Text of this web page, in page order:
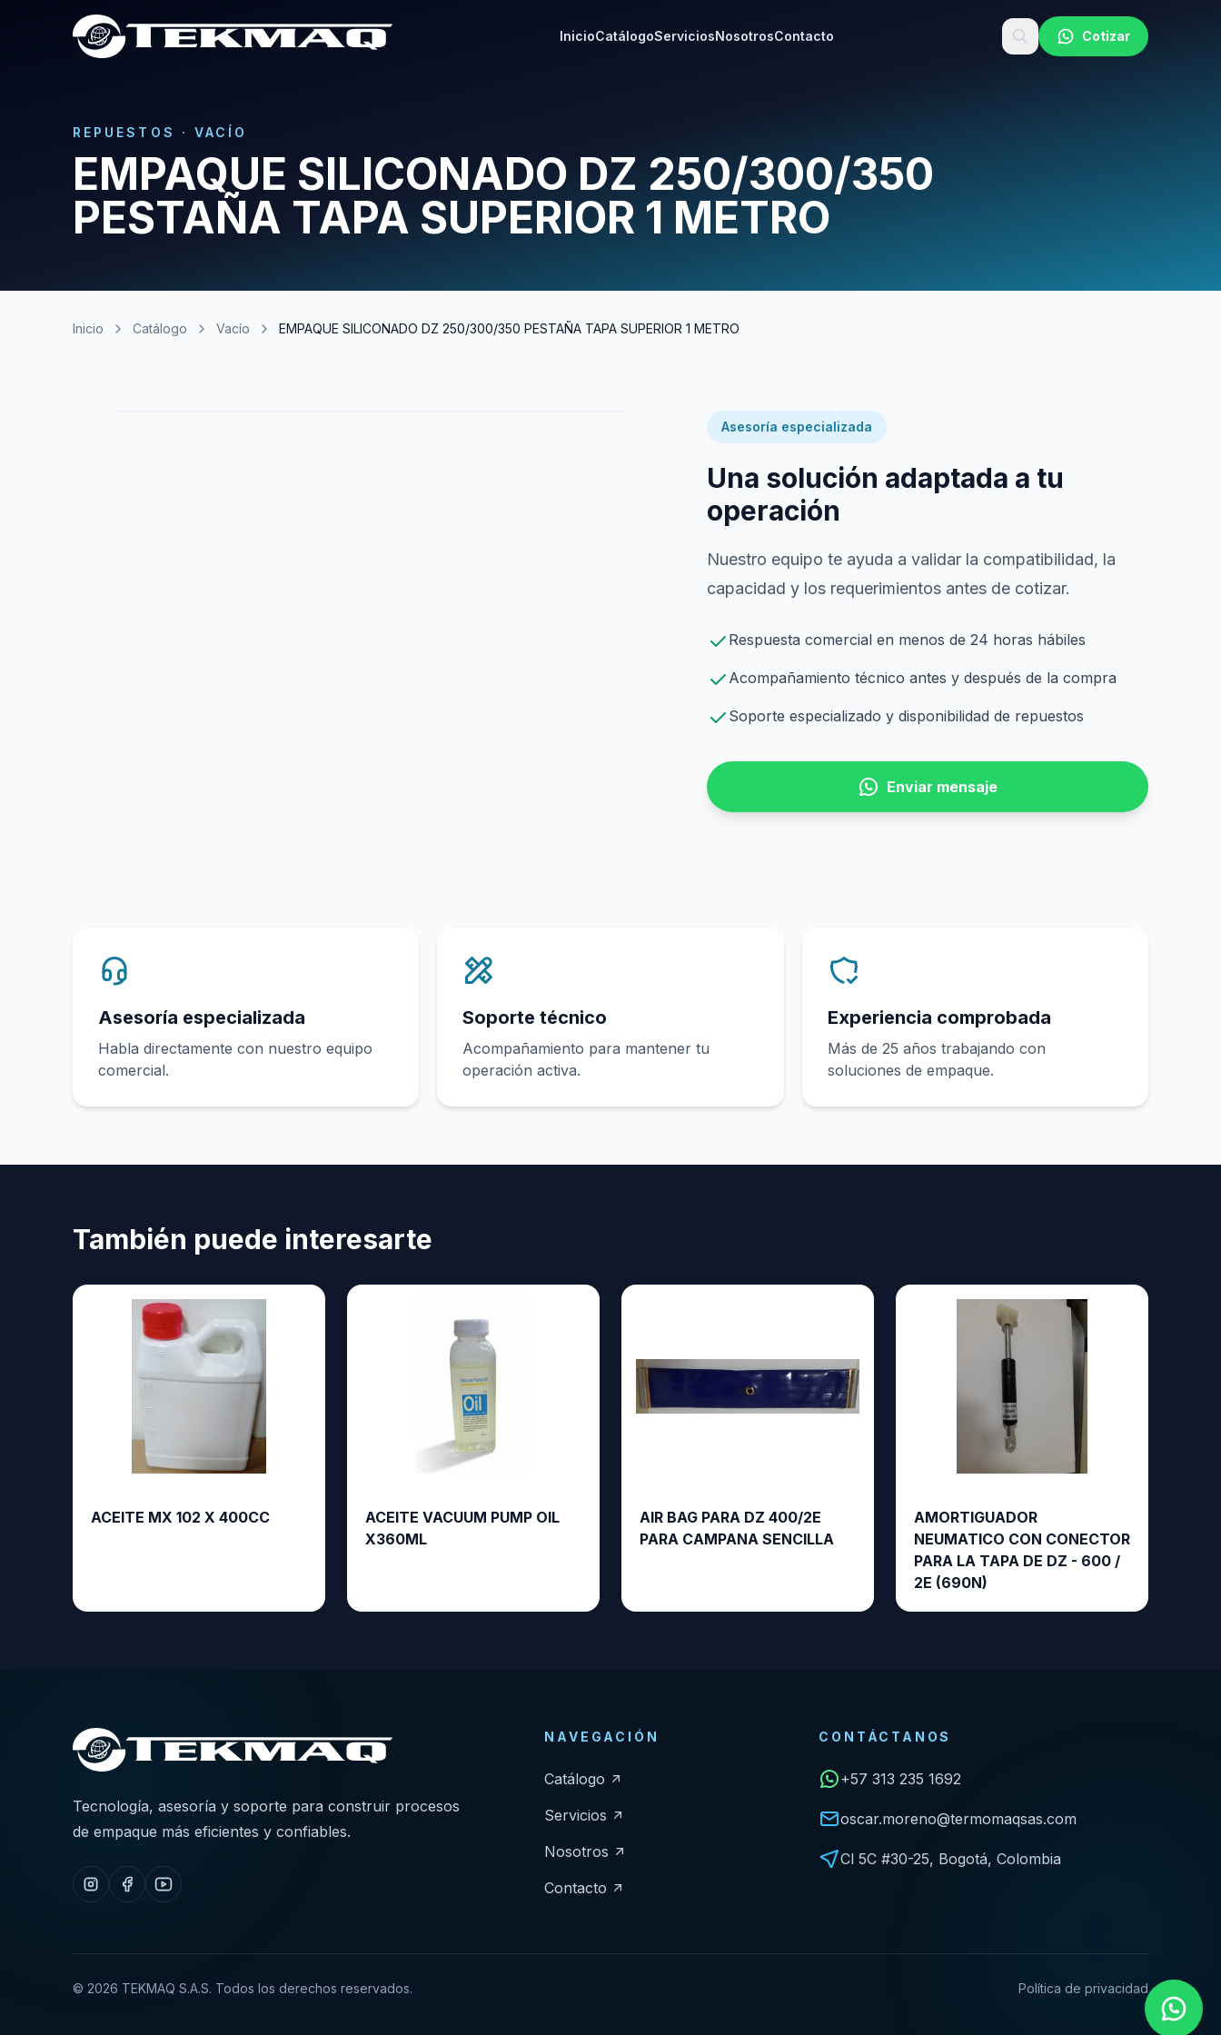
InicioCatálogoServiciosNosotrosContacto Cotizar
REPUESTOS · VACÍO
EMPAQUE SILICONADO DZ 250/300/350
PESTAÑA TAPA SUPERIOR 1 METRO
Inicio Catálogo Vacío EMPAQUE SILICONADO DZ 250/300/350 PESTAÑA TAPA SUPERIOR 1 METRO
Asesoría especializada
Una solución adaptada a tu
operación
Nuestro equipo te ayuda a validar la compatibilidad, la
capacidad y los requerimientos antes de cotizar.
Respuesta comercial en menos de 24 horas hábiles
Acompañamiento técnico antes y después de la compra
Soporte especializado y disponibilidad de repuestos
Enviar mensaje
Asesoría especializada
Habla directamente con nuestro equipo
comercial.
Soporte técnico
Acompañamiento para mantener tu
operación activa.
Experiencia comprobada
Más de 25 años trabajando con
soluciones de empaque.
También puede interesarte
ACEITE MX 102 X 400CC
ACEITE VACUUM PUMP OIL
X360ML
AIR BAG PARA DZ 400/2E
PARA CAMPANA SENCILLA
AMORTIGUADOR
NEUMATICO CON CONECTOR
PARA LA TAPA DE DZ - 600 /
2E (690N)
Tecnología, asesoría y soporte para construir procesos
de empaque más eficientes y confiables.
NAVEGACIÓN
Catálogo
Servicios
Nosotros
Contacto
CONTÁCTANOS
+57 313 235 1692
oscar.moreno@termomaqsas.com
Cl 5C #30-25, Bogotá, Colombia
© 2026 TEKMAQ S.A.S. Todos los derechos reservados. Política de privacidad